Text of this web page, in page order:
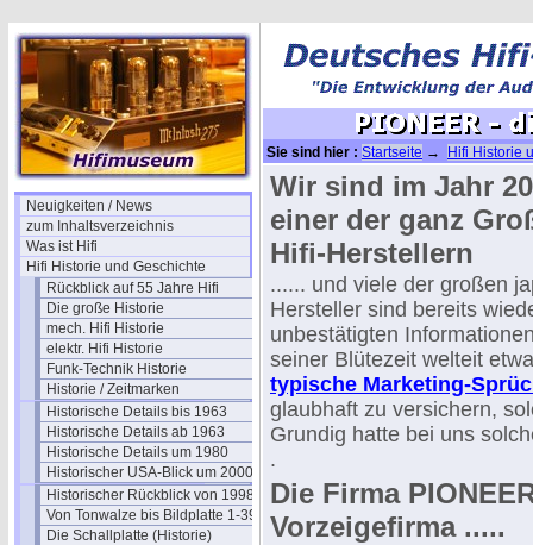
Neuigkeiten / News
zum Inhaltsverzeichnis
Was ist Hifi
Hifi Historie und Geschichte
Rückblick auf 55 Jahre Hifi
Die große Historie
mech. Hifi Historie
elektr. Hifi Historie
Funk-Technik Historie
Historie / Zeitmarken
Historische Details bis 1963
Historische Details ab 1963
Historische Details um 1980
Historischer USA-Blick um 2000
Historischer Rückblick von 1998
Von Tonwalze bis Bildplatte 1-39
Die Schallplatte (Historie)
Sie sind hier : Startseite →
Hifi Historie
Wir sind im Jahr
einer der ganz
Hifi-Herstellern
...... und viele der großen
Hersteller sind bereits
unbestätigten
seiner Blütezeit welteit
typische Marketing-
glaubhaft zu versichern,
Grundig hatte bei uns
.
Die Firma
Vorzeigefirma .....